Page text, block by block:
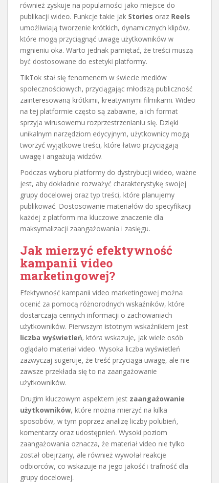
również zyskuje na popularności jako miejsce do
publikacji wideo. Funkcje takie jak Stories oraz Reels
umożliwiają tworzenie krótkich, dynamicznych klipów,
które mogą przyciągnąć uwagę użytkowników w
mgnieniu oka. Warto jednak pamiętać, że treści muszą
być dostosowane do estetyki platformy.
TikTok stał się fenomenem w świecie mediów
społecznościowych, przyciągając młodszą publiczność
zainteresowaną krótkimi, kreatywnymi filmikami. Wideo
na tej platformie często są zabawne, a ich format
sprzyja wirusowemu rozprzestrzenianiu się. Dzięki
unikalnym narzędziom edycyjnym, użytkownicy mogą
tworzyć wyjątkowe treści, które łatwo przyciągają
uwagę i angażują widzów.
Podczas wyboru platformy do dystrybucji wideo, ważne
jest, aby dokładnie rozważyć charakterystykę swojej
grupy docelowej oraz typ treści, które planujemy
publikować. Dostosowanie materiałów do specyfikacji
każdej z platform ma kluczowe znaczenie dla
maksymalizacji zaangażowania i zasięgu.
Jak mierzyć efektywność
kampanii video
marketingowej?
Efektywność kampanii video marketingowej można
ocenić za pomocą różnorodnych wskaźników, które
dostarczają cennych informacji o zachowaniach
użytkowników. Pierwszym istotnym wskaźnikiem jest
liczba wyświetleń, która wskazuje, jak wiele osób
oglądało materiał video. Wysoka liczba wyświetleń
zazwyczaj sugeruje, że treść przyciąga uwagę, ale nie
zawsze przekłada się to na zaangażowanie
użytkowników.
Drugim kluczowym aspektem jest zaangażowanie
użytkowników, które można mierzyć na kilka
sposobów, w tym poprzez analizę liczby polubień,
komentarzy oraz udostępnień. Wysoki poziom
zaangażowania oznacza, że materiał video nie tylko
został obejrzany, ale również wywołał reakcje
odbiorców, co wskazuje na jego jakość i trafność dla
grupy docelowej.